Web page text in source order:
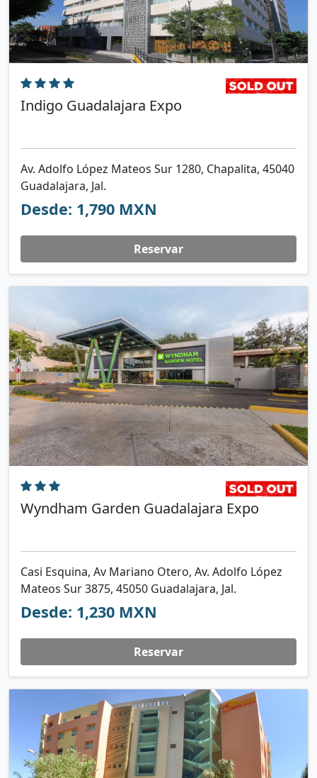
Indigo Guadalajara Expo
Av. Adolfo López Mateos Sur 1280, Chapalita, 45040
Guadalajara, Jal.
Desde: 1,790 MXN
Reservar
Wyndham Garden Guadalajara Expo
Casi Esquina, Av Mariano Otero, Av. Adolfo López
Mateos Sur 3875, 45050 Guadalajara, Jal.
Desde: 1,230 MXN
Reservar